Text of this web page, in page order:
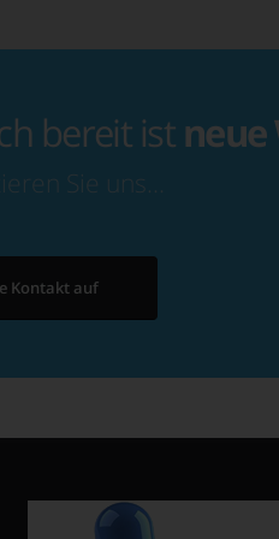
bereit ist neue
Sie uns…
Kontakt auf